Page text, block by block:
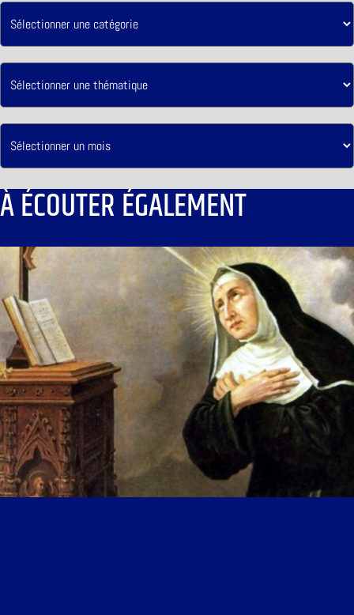
À ÉCOUTER ÉGALEMENT